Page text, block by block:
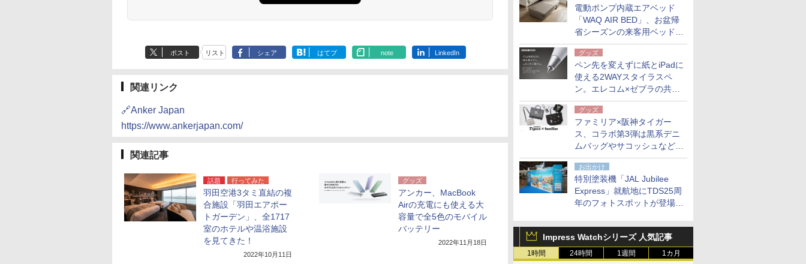
電動ポンプ内蔵エアベッド
「WAQ AIR BED」、お盆帰
省シーズンの来客用ベッドに
も。使用後は収納バッグでコ
ンパクトに保管
グッズ
ペン先を変えずに紙とiPadに
使える2WAYスタイラスペ
ン。エレコム×ゼブラの共同
開発
グッズ
ファミリア×阪神タイガー
ス、コラボ第3弾は黒系デニ
ムバッグやサコッシュなど6
点。8月21日オンラインスト
アで発売
お出かけ
特別塗装機「JAL Jubilee
Express」就航地にTDS25周
年のフォトスポットが登場。
Impress Watchシリーズ 人気記事
1時間 24時間 1週間 1カ月
ポスト リスト シェア はてブ note LinkedIn
関連リンク
🔗Anker Japan
https://www.ankerjapan.com/
関連記事
話題 行ってみた
羽田空港3タミ直結の複
合施設「羽田エアポー
トガーデン」、全1717
室のホテルや温浴施設
を見てきた！
2022年10月11日
グッズ
アンカー、MacBook
Airの充電にも使える大
容量で全5色のモバイル
バッテリー
2022年11月18日